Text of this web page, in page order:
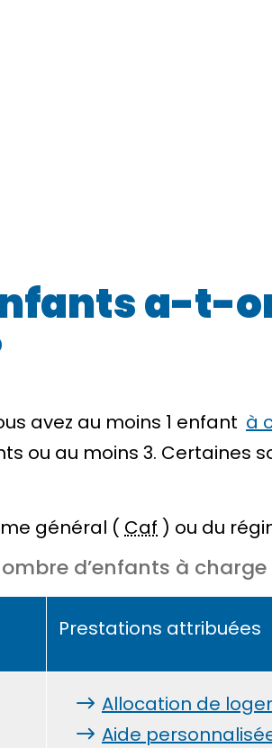
a-t-
avez au moins 1 enfant à
ou au moins 3. Certaines
général ( Caf ) ou du
d’enfants à charge
Prestations attribuées
Allocation de
Aide